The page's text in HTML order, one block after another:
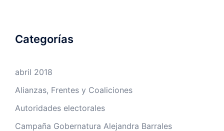
Categorías
abril 2018
Alianzas, Frentes y Coaliciones
Autoridades electorales
Campaña Gobernatura Alejandra Barrales